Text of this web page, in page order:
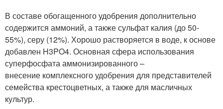
В составе обогащенного удобрения дополнительно
содержится аммоний, а также сульфат калия (до 50-
55%), серу (12%). Хорошо растворяется в воде, к основе
добавлен H3PO4. Основная сфера использования
суперфосфата аммонизированного –
внесение комплексного удобрения для представителей
семейства крестоцветных, а также для масличных
культур.